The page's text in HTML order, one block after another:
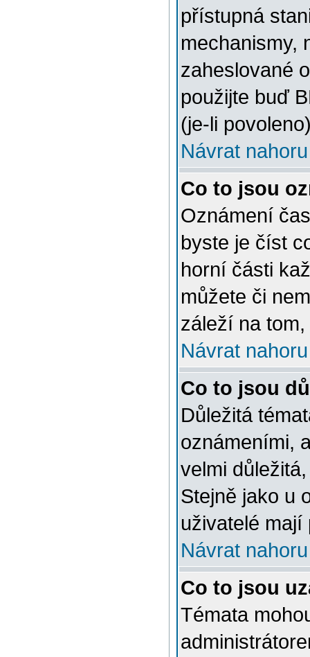
přístupná
mechanismy,
zaheslované
použijte buď
(je-li
Návrat nahoru
Co to jsou
Oznámení
byste je číst
horní části
můžete či
záleží na
Návrat nahoru
Co to jsou
Důležitá
oznámeními,
velmi
Stejně jako u
uživatelé mají
Návrat nahoru
Co to jsou
Témata